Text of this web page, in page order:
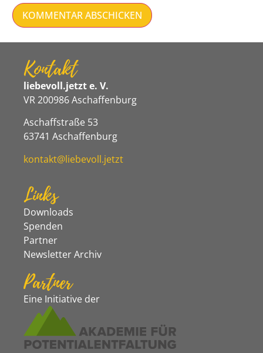
Kontakt
liebevoll.jetzt e. V.
VR 200986 Aschaffenburg
Aschaffstraße 53
63741 Aschaffenburg
kontakt@liebevoll.jetzt
Links
Downloads
Spenden
Partner
Newsletter Archiv
Partner
Eine Initiative der